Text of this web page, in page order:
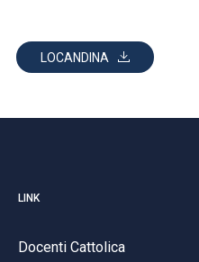
LOCANDINA
LINK
Docenti Cattolica